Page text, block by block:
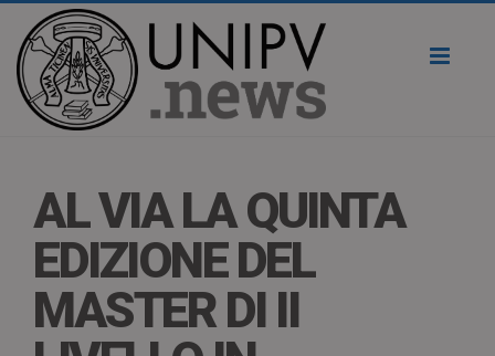
AL VIA LA QUINTA
EDIZIONE DEL
MASTER DI II